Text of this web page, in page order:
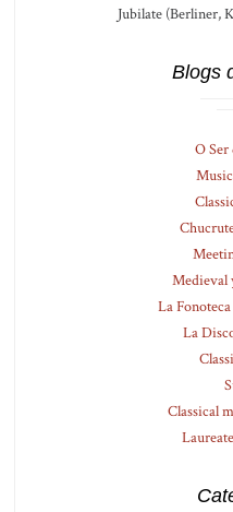
Jubilate (Berliner,
Blogs
O Ser
Medieval
La
La
Classical